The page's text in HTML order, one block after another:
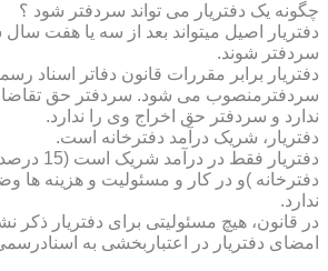
چگونه یک دفتریار می تواند سردفتر شود ؟
دفتریار اصیل میتواند بعد از سه یا هفت سال
سردفتر شوند.
دفتریار برابر مقررات قانون دفاتر اسناد
سردفترمنصوب می شود. سردفتر حق تقاضای
ندارد و سردفتر حق اخراج وی را ندارد.
دفتریار، شریک درآمد دفترخانه است.
دفتریار
دفترخانه )و در کار و مسئولیت و هزینه ها
ندارد.
در قانون، هیچ مسئولیتی برای دفتریار ذکر
امضای دفتریار در اعتباربخشی به